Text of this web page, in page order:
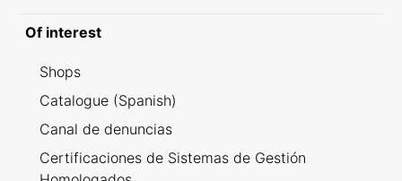
Of interest
Shops
Catalogue (Spanish)
Canal de denuncias
Certificaciones de Sistemas de Gestión